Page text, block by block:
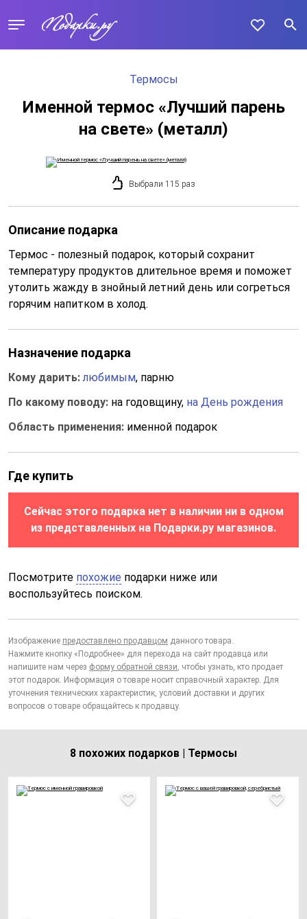
Термосы
Именной термос «Лучший парень
на свете» (металл)
Выбрали 115 раз
Описание подарка
Термос - полезный подарок, который сохранит
температуру продуктов длительное время и поможет
утолить жажду в знойный летний день или согреться
горячим напитком в холод.
Назначение подарка
Кому дарить:любимым, парню
По какому поводу: на годовщину, на День рождения
Область применения: именной подарок
Где купить
Сейчас этого подарка нет в наличии ни в одном
из представленных на Подарки.ру магазинов.
Посмотрите похожие подарки ниже или
воспользуйтесь поиском.
Изображение предоставлено продавцом данного товара.
Нажмите кнопку «Подробнее» для перехода на сайт продавца или
напишите нам через форму обратной связи, чтобы узнать, кто продает
этот подарок. Информация о товаре носит справочный характер. Для
уточнения технических характеристик, условий доставки и других
вопросов о товаре обращайтесь к продавцу.
8 похожих подарков | Термосы